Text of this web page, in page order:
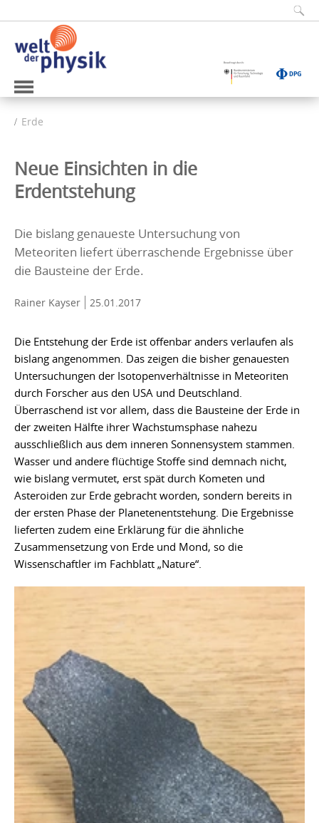
Erde
Neue Einsichten in die
Erdentstehung
Die bislang genaueste Untersuchung von
Meteoriten liefert überraschende Ergebnisse über
die Bausteine der Erde.
Rainer Kayser 25.01.2017
Die Entstehung der Erde ist offenbar anders verlaufen als
bislang angenommen. Das zeigen die bisher genauesten
Untersuchungen der Isotopenverhältnisse in Meteoriten
durch Forscher aus den USA und Deutschland.
Überraschend ist vor allem, dass die Bausteine der Erde in
der zweiten Hälfte ihrer Wachstumsphase nahezu
ausschließlich aus dem inneren Sonnensystem stammen.
Wasser und andere flüchtige Stoffe sind demnach nicht,
wie bislang vermutet, erst spät durch Kometen und
Asteroiden zur Erde gebracht worden, sondern bereits in
der ersten Phase der Planetenentstehung. Die Ergebnisse
lieferten zudem eine Erklärung für die ähnliche
Zusammensetzung von Erde und Mond, so die
Wissenschaftler im Fachblatt „Nature“.